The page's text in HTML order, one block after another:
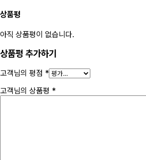
상품평
아직 상품평이 없습니다.
상품평 추가하기
고객님의 평점 *
고객님의 상품평 *